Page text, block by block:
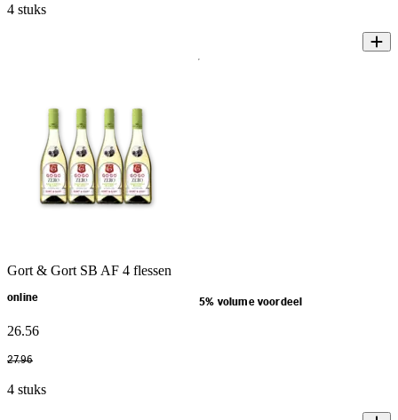
4 stuks
Gort & Gort SB AF 4 flessen
online 5% volume voordeel
26.56
27.96
4 stuks